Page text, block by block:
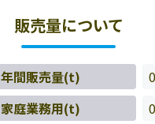
販売量について
年間販売量(t)
0
家庭業務用(t)
0